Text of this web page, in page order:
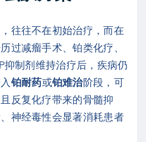
往往不在初始治疗，而在
过减瘤手术、铂类化疗、
抑制剂维持治疗后，疾病仍
铂耐药或铂难治阶段，可
反复化疗带来的骨髓抑
神经毒性会显著消耗患者